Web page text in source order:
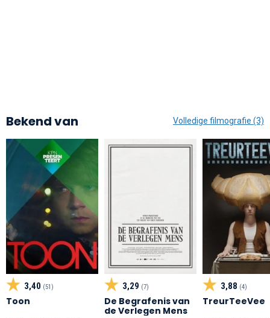
Bekend van Volledige filmografie (3)
3,40 (51)
Toon
3,29 (7)
De Begrafenis van
de Verlegen Mens
3,88 (4)
TreurTeeVee